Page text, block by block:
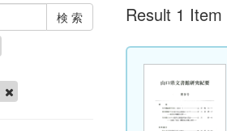
Result 1 Item